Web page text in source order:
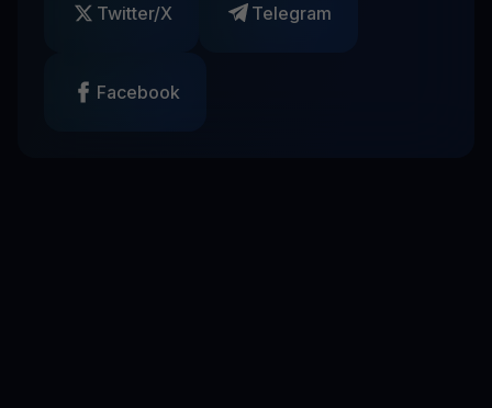
Twitter/X Telegram
Facebook